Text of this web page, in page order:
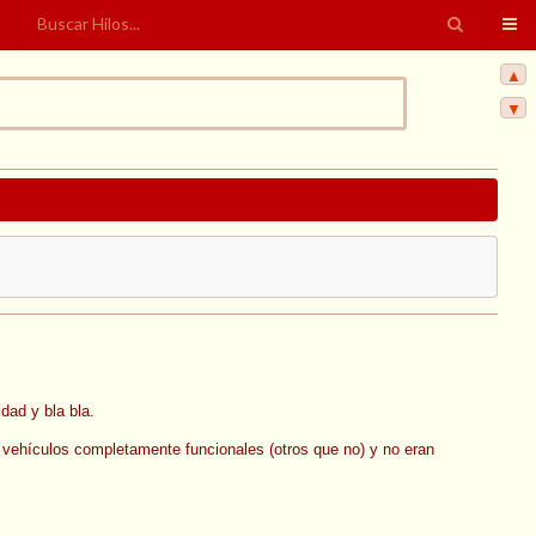
y bla bla.
completamente funcionales (otros que no) y no eran
▲
▼